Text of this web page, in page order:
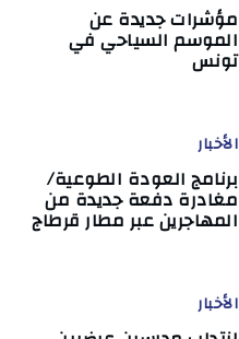
مؤشرات جديدة عن
الموسم السياحي في
تونس
الأخبار
برنامج العودة الطوعية/
مغادرة دفعة جديدة من
المهاجرين عبر مطار قرطاج
الأخبار